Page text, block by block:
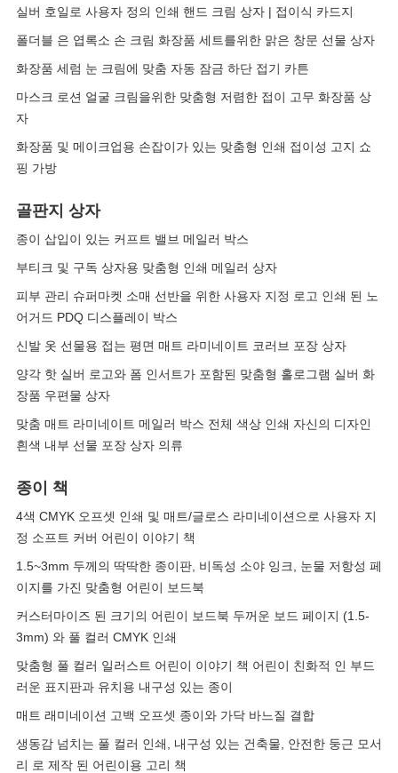
실버 호일로 사용자 정의 인쇄 핸드 크림 상자 | 접이식 카드지
폴더블 은 엽록소 손 크림 화장품 세트를위한 맑은 창문 선물 상자
화장품 세럼 눈 크림에 맞춤 자동 잠금 하단 접기 카튼
마스크 로션 얼굴 크림을위한 맞춤형 저렴한 접이 고무 화장품 상
자
화장품 및 메이크업용 손잡이가 있는 맞춤형 인쇄 접이성 고지 쇼
핑 가방
골판지 상자
종이 삽입이 있는 커프트 밸브 메일러 박스
부티크 및 구독 상자용 맞춤형 인쇄 메일러 상자
피부 관리 슈퍼마켓 소매 선반을 위한 사용자 지정 로고 인쇄 된 노
어거드 PDQ 디스플레이 박스
신발 옷 선물용 접는 평면 매트 라미네이트 코러브 포장 상자
양각 핫 실버 로고와 폼 인서트가 포함된 맞춤형 홀로그램 실버 화
장품 우편물 상자
맞춤 매트 라미네이트 메일러 박스 전체 색상 인쇄 자신의 디자인
흰색 내부 선물 포장 상자 의류
종이 책
4색 CMYK 오프셋 인쇄 및 매트/글로스 라미네이션으로 사용자 지
정 소프트 커버 어린이 이야기 책
1.5~3mm 두께의 딱딱한 종이판, 비독성 소야 잉크, 눈물 저항성 페
이지를 가진 맞춤형 어린이 보드북
커스터마이즈 된 크기의 어린이 보드북 두꺼운 보드 페이지 (1.5-
3mm) 와 풀 컬러 CMYK 인쇄
맞춤형 풀 컬러 일러스트 어린이 이야기 책 어린이 친화적 인 부드
러운 표지판과 유치용 내구성 있는 종이
매트 래미네이션 고백 오프셋 종이와 가닥 바느질 결합
생동감 넘치는 풀 컬러 인쇄, 내구성 있는 건축물, 안전한 둥근 모서
리 로 제작 된 어린이용 고리 책